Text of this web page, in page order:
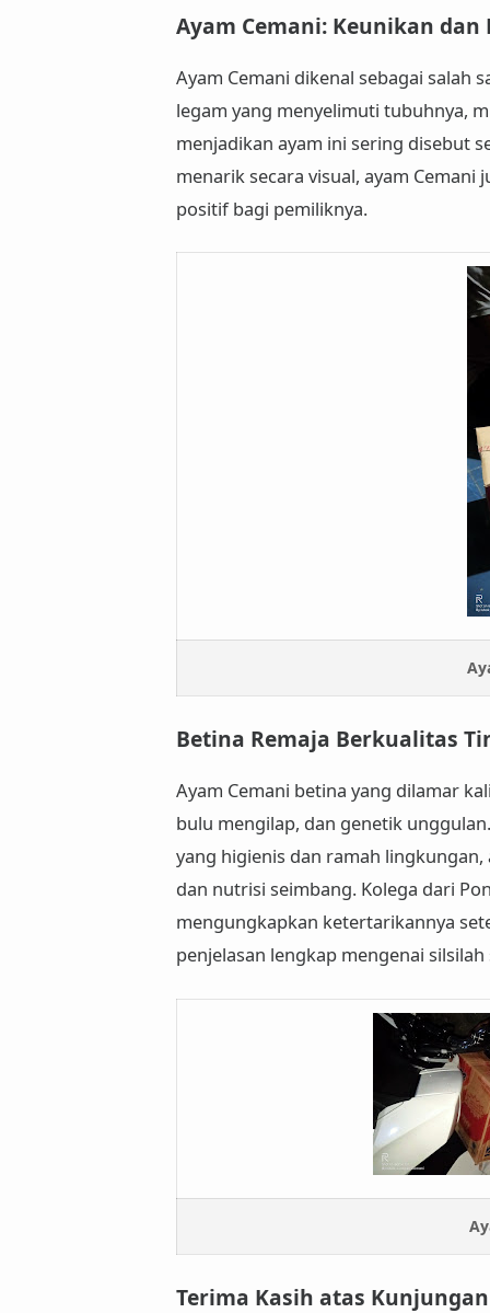
Ayam Cemani: Keunikan
Ayam Cemani dikenal sebagai salah
legam yang menyelimuti tubuhnya,
menjadikan ayam ini sering disebut
menarik secara visual, ayam
positifbagi pemiliknya.
Betina Remaja Berkualitas
Ayam Cemani betina yang dilamar
bulu mengilap, dan genetik
yang higienis dan ramah
dan nutrisi seimbang. Kolega dari
mengungkapkan ketertarikannya
penjelasan lengkap mengenai
Terima Kasih atas